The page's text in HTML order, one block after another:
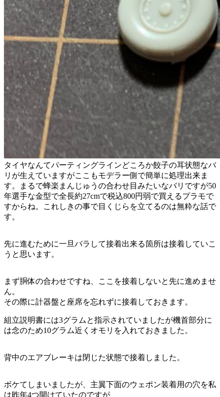
タイヤなんてパーティングラインどころか餃子の耳状態なバ
リが生えていますがここもモデラー側で簡単に処理出来ま
す。まるで蜂楽まんじゅうの合わせ目みたいなバリですが50
年選手な金型で全長約27cmで税込800円弱で買えるプラモで
すからね。これしきの事で目くじらを立てるのは無粋な話で
す。
先に進むために一旦バラして接着出来る箇所は接着していこ
うと思います。
まず胴体の合わせですね、ここを接着しないと先に進めませ
ん。
その際に計器盤と座席を忘れずに接着しておきます。
組立説明書には3グラムと指示されていましたが機首部分に
は念のため10グラム近くオモリを入れておきました。
背中のエアブレーキは閉じた状態で接着しました。
ボケてしまいましたが、主翼下面のウェポン装着用の穴を私
は昨年4つ開けていたのですが、